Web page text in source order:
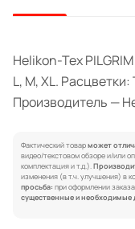
Helikon-Tex
L, M, XL.
Производитель —
Фактический товарможет
видео/текстовом обзоре и/или
комплектация и т.д.).
изменения (в т.ч. улучшения) в
просьба: при оформлении
существенные и необходимые